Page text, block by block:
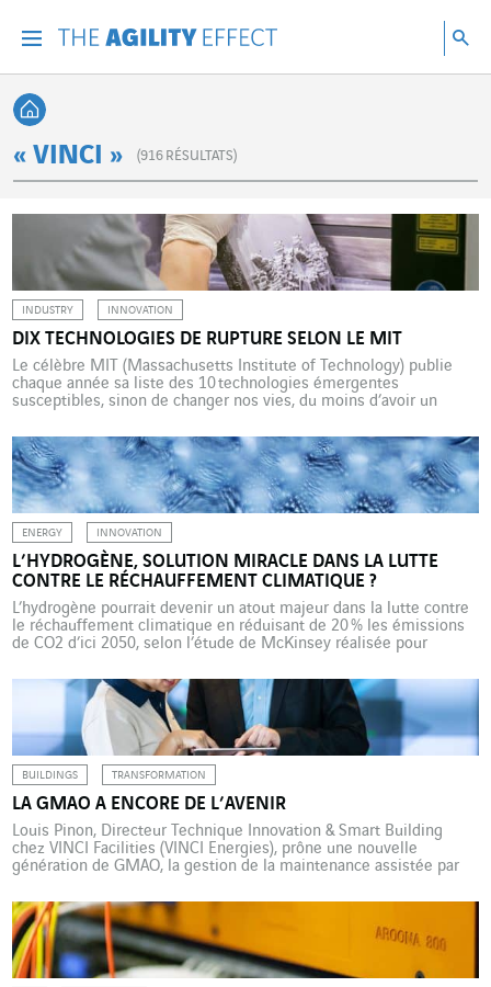
Retour à l'accueil
« VINCI » (916 RÉSULTATS)
INDUSTRY INNOVATION
DIX TECHNOLOGIES DE RUPTURE SELON LE MIT
Le célèbre MIT (Massachusetts Institute of Technology) publie
chaque année sa liste des 10 technologies émergentes
susceptibles, sinon de changer nos vies, du moins d’avoir un
nouvel usage de l’intelligence artificielle qui vient donner de
l’imagination aux machines, une usine pilote au Texas qui s’est […]
ENERGY INNOVATION
L’HYDROGÈNE, SOLUTION MIRACLE DANS LA LUTTE
CONTRE LE RÉCHAUFFEMENT CLIMATIQUE ?
L’hydrogène pourrait devenir un atout majeur dans la lutte contre
le réchauffement climatique en réduisant de 20 % les émissions
de CO2 d’ici 2050, selon l’étude de McKinsey réalisée pour
industriels du secteur. Les perspectives ouvertes par « la montée
en puissance de l’hydrogène » (c’est le titre de l’étude) font […]
BUILDINGS TRANSFORMATION
LA GMAO A ENCORE DE L’AVENIR
Louis Pinon, Directeur Technique Innovation & Smart Building
chez VINCI Facilities (VINCI Energies), prône une nouvelle
génération de GMAO, la gestion de la maintenance assistée par
Modeling), Smart Building (bâtiment intelligent), EMS (Energy
Management System)… autant d’outils et de systèmes qui
annoncent une mutation digitale en profondeur du […]